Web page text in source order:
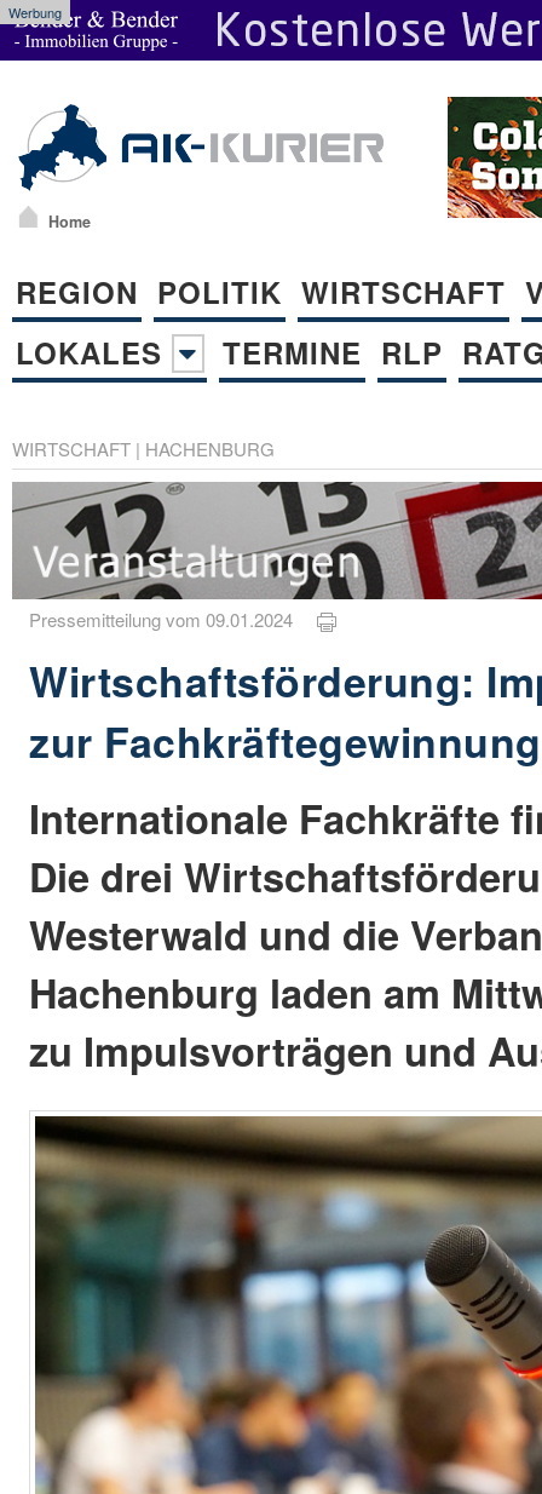
Werbung
Home
REGION POLITIK WIRTSCHAFT
LOKALES
TERMINE RLP
WIRTSCHAFT | HACHENBURG
Pressemitteilung vom 09.01.2024
Wirtschaftsförderung:
zur
Internationale Fachkräfte
Die drei
Westerwald und die
Hachenburg laden am
zu Impulsvorträgen und